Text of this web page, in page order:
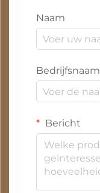
Naam
Bedrijfsnaam
Bericht